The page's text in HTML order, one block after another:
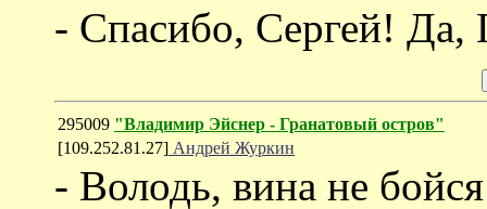
- Спасибо, Сергей! Да,
295009 "Владимир Эйснер - Гранатовый остров"
[109.252.81.27] Андрей Журкин
- Володь, вина не